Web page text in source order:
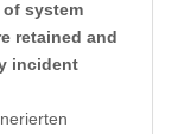
system
retained and
incident